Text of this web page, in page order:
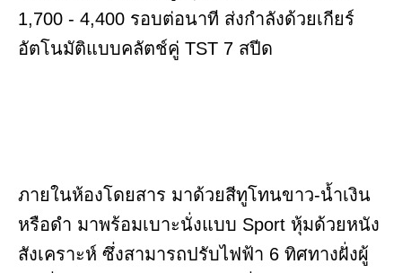
1,700 - 4,400 รอบต่อนาที ส่งกำลังด้วยเกียร์
อัตโนมัติแบบคลัตช์คู่ TST 7 สปีด
ภายในห้องโดยสาร มาด้วยสีทูโทนขาว-น้ำเงิน
หรือดำ มาพร้อมเบาะนั่งแบบ Sport หุ้มด้วยหนัง
สังเคราะห์ ซึ่งสามารถปรับไฟฟ้า 6 ทิศทางฝั่งผู้